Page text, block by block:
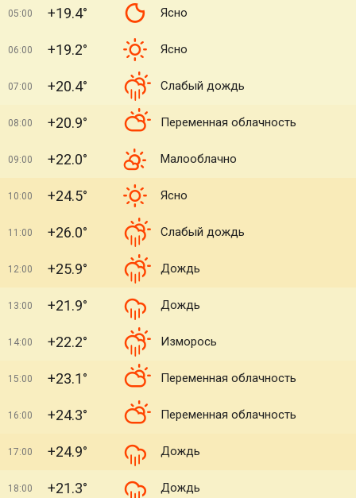
05:00 +19.4° Ясно
06:00 +19.2° Ясно
07:00 +20.4° Слабый дождь
08:00 +20.9° Переменная облачность
09:00 +22.0° Малооблачно
10:00 +24.5° Ясно
11:00 +26.0° Слабый дождь
12:00 +25.9° Дождь
13:00 +21.9° Дождь
14:00 +22.2° Изморось
15:00 +23.1° Переменная облачность
16:00 +24.3° Переменная облачность
17:00 +24.9° Дождь
18:00 +21.3° Дождь